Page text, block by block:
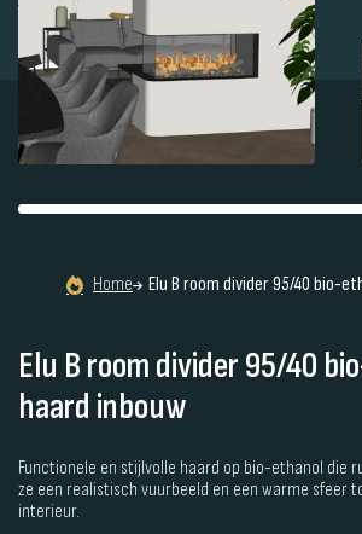
Home Elu B room divider 95/40 bio-
Elu B room divider 95/40
haard inbouw
Functionele en stijlvolle haard op bio-ethanol die
ze een realistisch vuurbeeld en een warme sfeer
interieur.